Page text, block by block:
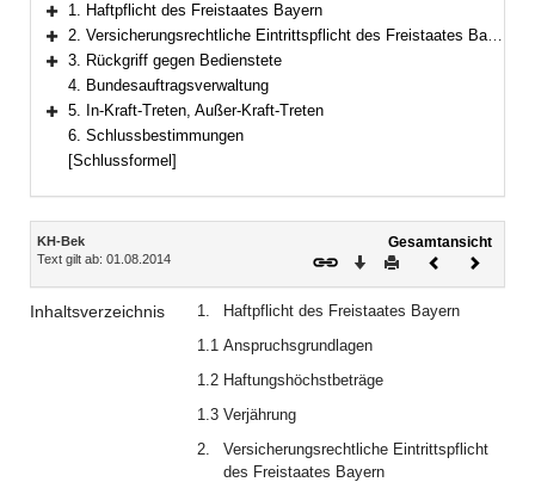
Bereich erweitern
1. Haftpflicht des Freistaates Bayern
Bereich erweitern
2. Versicherungsrechtliche Eintrittspflicht des Freistaates Bayern
Bereich erweitern
3. Rückgriff gegen Bedienstete
4. Bundesauftragsverwaltung
Bereich erweitern
5. In-Kraft-Treten, Außer-Kraft-Treten
6. Schlussbestimmungen
[Schlussformel]
Inhalt
KH-Bek
Text gilt ab: 01.08.2014
Gesamtansicht
Download
DruckenVorheriges
Inhaltsverzeichnis 1.
Haftpflicht des Freistaates Bayern
1.1 Anspruchsgrundlagen
1.2 Haftungshöchstbeträge
1.3 Verjährung
2.
Versicherungsrechtliche Eintrittspflicht
des Freistaates Bayern